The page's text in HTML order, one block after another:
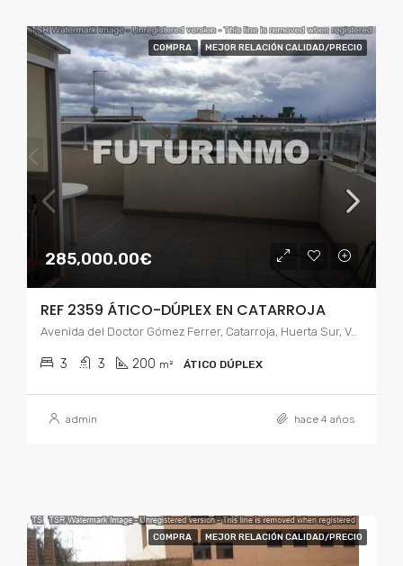
COMPRA MEJOR RELACIÓN CALIDAD/PRECIO
285,000.00€
REF 2359 ÁTICO-DÚPLEX EN CATARROJA
Avenida del Doctor Gómez Ferrer, Catarroja, Huerta Sur, Valencia, Comunidad Valenciana, 46470, España
3 3 200 m² ÁTICO DÚPLEX
admin hace 4 años
COMPRA MEJOR RELACIÓN CALIDAD/PRECIO